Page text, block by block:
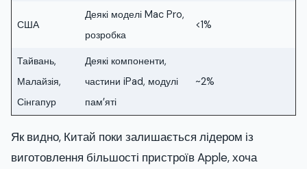
США
Деякі моделі Mac Pro,
розробка
<1%
Тайвань,
Малайзія,
Сінгапур
Деякі компоненти,
частини iPad, модулі
пам’яті
~2%
Як видно, Китай поки залишається лідером із
виготовлення більшості пристроїв Apple, хоча